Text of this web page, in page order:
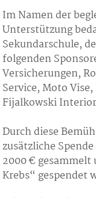
Im Namen der
Unterstützung
Sekundarschule,
folgenden
Versicherungen,
Service, Moto
Fijalkowski
Durch diese
zusätzliche
2000 € gesammelt
Krebs“ gespendet